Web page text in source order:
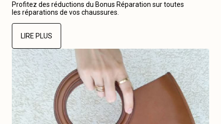
Profitez des réductions du Bonus Réparation sur toutes
les réparations de vos chaussures.
LIRE PLUS